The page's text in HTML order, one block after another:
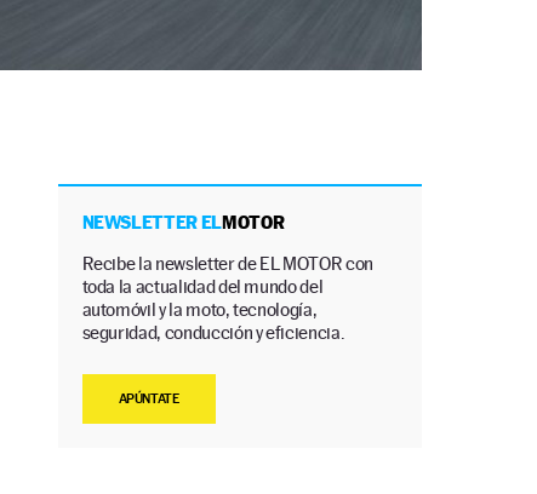
NEWSLETTER ELMOTOR
Recibe la newsletter de EL MOTOR con
toda la actualidad del mundo del
automóvil y la moto, tecnología,
seguridad, conducción y eficiencia.
APÚNTATE